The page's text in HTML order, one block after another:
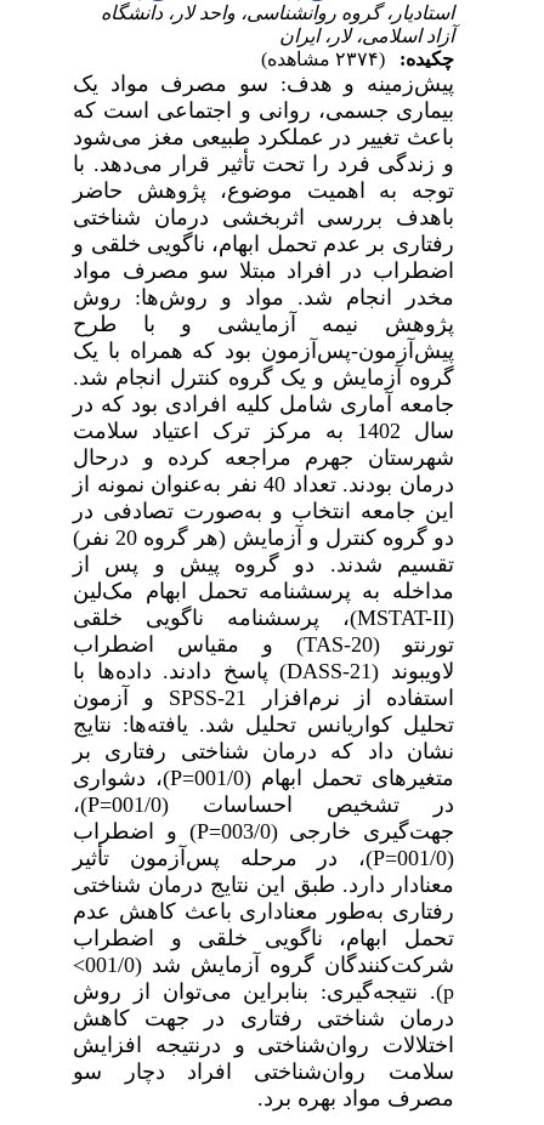
استادیار، گروه روانشناسی، واحد لار، دانشگاه
آزاد اسلامی، لار، ایران
چکیده:
پیش‌زمینه و هدف: سو مصرف مواد یک
بیماری جسمی، روانی و اجتماعی است که
باعث تغییر در عملکرد طبیعی مغز می‌شود
و زندگی فرد را تحت تأثیر قرار می‌دهد. با
توجه به اهمیت موضوع، پژوهش حاضر
باهدف بررسی اثربخشی درمان شناختی
رفتاری بر عدم تحمل ابهام، ناگویی خلقی و
اضطراب در افراد مبتلا سو مصرف مواد
مخدر انجام شد. مواد و روش‌ها:روش
پژوهش نیمه آزمایشی و با طرح
پیش‌آزمون-پس‌آزمون بود که همراه با یک
گروه آزمایش و یک گروه کنترل انجام شد.
جامعه آماری شامل کلیه افرادی بود که در
سال 1402 به مرکز ترک اعتیاد سلامت
شهرستان جهرم مراجعه کرده و درحال
درمان بودند. تعداد 40 نفر به‌عنوان نمونه از
این جامعه انتخاب و به‌صورت تصادفی در
دو گروه کنترل و آزمایش (هر گروه 20 نفر)
تقسیم شدند. دو گروه پیش و پس از
مداخله به پرسشنامه تحمل ابهام مک‌لین
MSTAT-II)، پرسشنامه ناگویی خلقی
تورنتو (
TAS-20) و
مقیاس اضطراب
لاویبوند ( DASS-21) پاسخ دادند. داده‌ها با
استفاده از
نرم‌افزار SPSS-21
و آزمون
تحلیل کواریانس تحلیل شد. یافته‌ها: نتایج
نشان داد که درمان شناختی رفتاری بر
متغیرهای تحمل ابهام(001/0=
P)، دشواری
در تشخیص احساسات
P)،
جهت‌گیری خارجی(003/0=
P) و اضطراب
P)، در مرحله پس‌آزمون تأثیر
معنادار دارد. طبق این نتایج درمان شناختی
رفتاری به‌طور معناداری باعث کاهش عدم
تحمل ابهام، ناگویی خلقی و اضطراب
شرکت‌کنندگان گروه آزمایش شد (001/0
<
). نتیجه‌گیری: بنابراین می‌توان از روش
درمان شناختی رفتاری در جهت کاهش
اختلالات روان‌شناختی و درنتیجه افزایش
سلامت روان‌شناختی افراد دچار سو
مصرف مواد بهره برد.